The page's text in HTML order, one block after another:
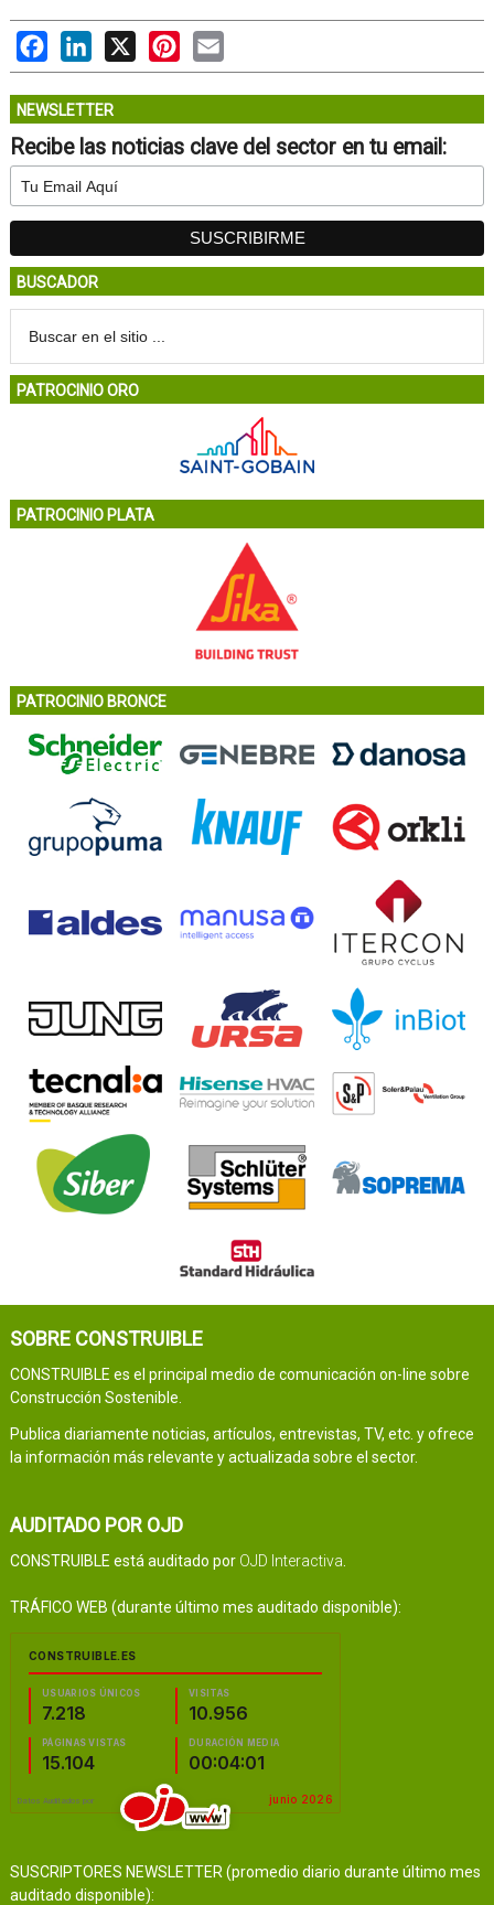
FacebookLinkedIn
X PinterestEmail
NEWSLETTER
Recibe las noticias clave del sector en tu email:
BUSCADOR
PATROCINIO ORO
PATROCINIO PLATA
PATROCINIO BRONCE
SOBRE CONSTRUIBLE
CONSTRUIBLE es el principal medio de comunicación on-line sobre
Construcción Sostenible.
Publica diariamente noticias, artículos, entrevistas, TV, etc. y ofrece
la información más relevante y actualizada sobre el sector.
AUDITADO POR OJD
CONSTRUIBLE está auditado por OJD Interactiva
TRÁFICO WEB (durante último mes auditado disponible):
SUSCRIPTORES NEWSLETTER (promedio diario durante último mes
auditado disponible):